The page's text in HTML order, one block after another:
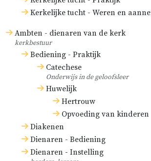
Kerkelijke tucht - Weren en
Ambten - dienaren van de kerk
kerkbestuur
Bediening - Praktijk
Catechese
Onderwijs in de geloofsleer
Huwelijk
Hertrouw
Opvoeding van kinderen
Diakenen
Dienaren - Bediening
Dienaren - Instelling
enzovoort, gevoegd.